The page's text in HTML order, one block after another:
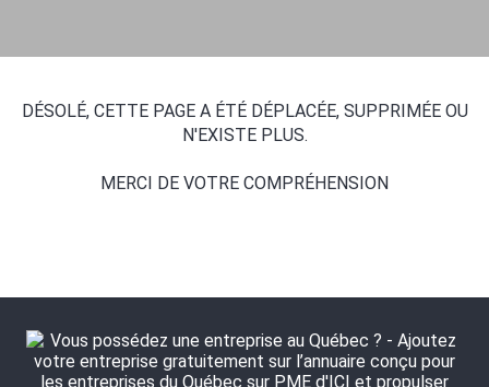
DÉSOLÉ, CETTE PAGE A ÉTÉ DÉPLACÉE, SUPPRIMÉE OU
N'EXISTE PLUS.
MERCI DE VOTRE COMPRÉHENSION